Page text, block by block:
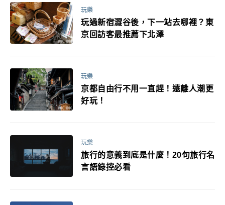
玩樂
玩過新宿澀谷後，下一站去哪裡？東
京回訪客最推薦下北澤
玩樂
京都自由行不用一直趕！遠離人潮更
好玩！
玩樂
旅行的意義到底是什麼！20句旅行名
言語錄控必看